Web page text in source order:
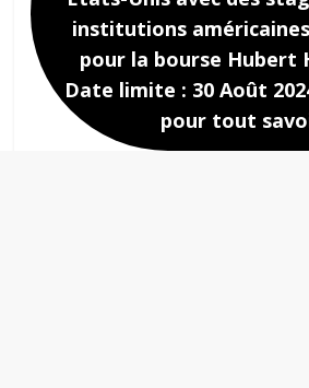
institutions
pour la bourse Hubert
Date limite : 30 Août
pour tout